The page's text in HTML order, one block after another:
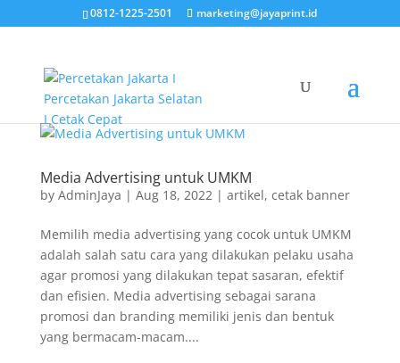
0812-1225-2501 marketing@jayaprint.id
Media Advertising untuk UMKM
by AdminJaya | Aug 18, 2022| artikel, cetak banner
Memilih media advertising yang cocok untuk UMKM
adalah salah satu cara yang dilakukan pelaku usaha
agar promosi yang dilakukan tepat sasaran, efektif
dan efisien. Media advertising sebagai sarana
promosi dan branding memiliki jenis dan bentuk
yang bermacam-macam....